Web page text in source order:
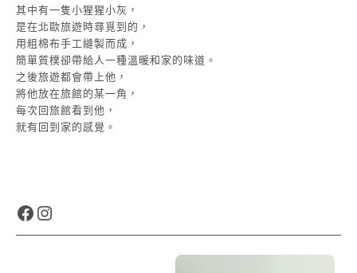
其中有一隻小猩猩小灰，
是在北歐旅遊時尋覓到的，
用粗棉布手工縫製而成，
簡單質樸卻帶給人一種溫暖和家的味道。
之後旅遊都會帶上他，
將他放在旅館的某一角，
每次回旅館看到他，
就有回到家的感覺。